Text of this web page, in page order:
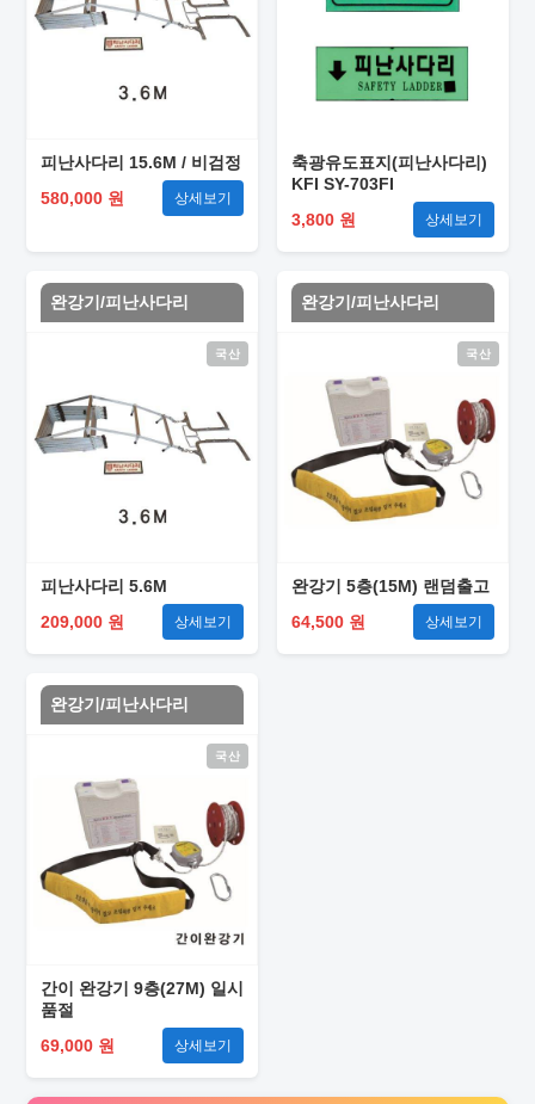
피난사다리 15.6M / 비검정
580,000 원
상세보기
축광유도표지(피난사다리)
KFI SY-703FI
3,800 원
상세보기
완강기/피난사다리
국산
피난사다리 5.6M
209,000 원
상세보기
완강기/피난사다리
국산
완강기 5층(15M) 랜덤출고
64,500 원
상세보기
완강기/피난사다리
국산
간이 완강기 9층(27M) 일시
품절
69,000 원
상세보기